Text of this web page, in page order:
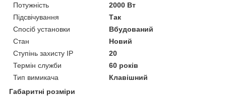
Потужність
2000 Вт
Підсвічування
Так
Спосіб установки
Вбудований
Стан
Новий
Ступінь захисту IP
20
Термін служби
60 років
Тип вимикача
Клавішний
Габаритні розміри